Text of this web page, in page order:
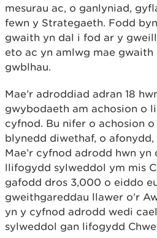
mesurau ac, o ganlyniad,
fewn y Strategaeth. Fodd
gwaith yn dal i fod ar y
eto ac yn amlwg mae
gwblhau.
Mae’r adroddiad adran 18
gwybodaeth am achosion o
cyfnod. Bu nifer o achosion
blynedd diwethaf, o
Mae’r cyfnod adrodd hwn yn
llifogydd sylweddol ym mis
gafodd dros 3,000 o eiddo
gweithgareddau llawer o’r
yn y cyfnod adrodd wedi
sylweddol gan lifogydd